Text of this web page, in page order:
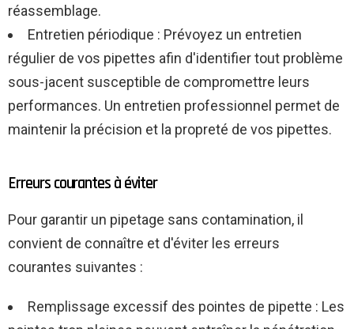
réassemblage.
Entretien périodique : Prévoyez un entretien
régulier de vos pipettes afin d'identifier tout problème
sous-jacent susceptible de compromettre leurs
performances. Un entretien professionnel permet de
maintenir la précision et la propreté de vos pipettes.
Erreurs courantes à éviter
Pour garantir un pipetage sans contamination, il
convient de connaître et d'éviter les erreurs
courantes suivantes :
Remplissage excessif des pointes de pipette : Les